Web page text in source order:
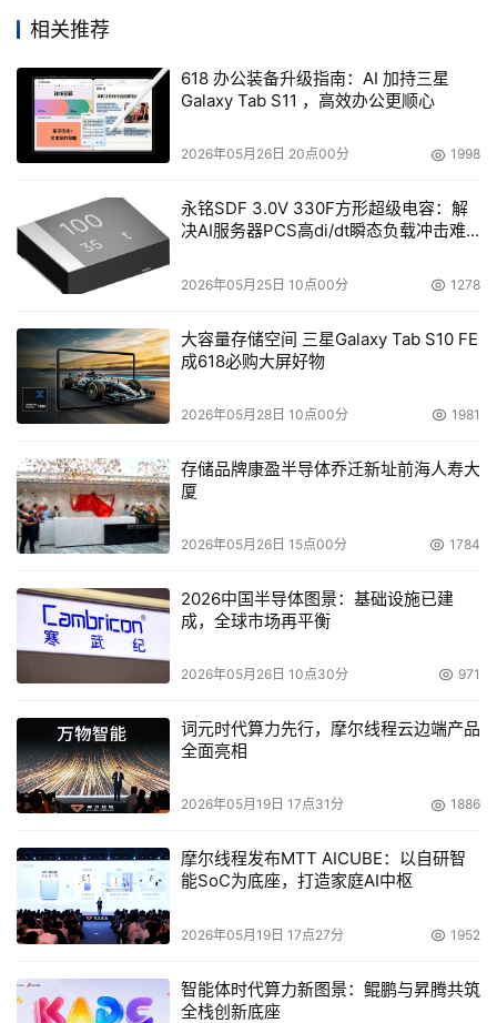
外，如同给摄像头戴上'隐形眼镜'，既实现全天候监护，又
机身采用入口级环保材料，安全无毒，宝宝啃咬也不怕。
可实现24小时守护睡眠安全，并深度分析宝宝睡眠时长及
规律，帮助家长科学调整育儿方式
家庭守护再升级 构建智慧育儿生态
设备采集的数据经加密传输至联通云端，家长可通过“联通
智家”APP实时查看动态，接收异常预警。测试数据显示，
采用端云协同的算法大模型，G7在微笑抓拍、睡姿识别等
在家庭育儿需求日益多元化的当下，山东联通与华为行业感
知通过技术创新推出G7宝宝看护器，将智能感知技术与育
儿场景深度融合，不仅重新定义了智慧育儿场景，也为万千
家庭带来更安心、更科学的育儿新体验。
本文来源于DOIT传媒，文章内容仅供参考，不构成投资建议。
相关推荐
618 办公装备升级指南：AI 加持三星
Galaxy Tab S11 ，高效办公更顺心
2026年05月26日 20点00分 1998
永铭SDF 3.0V 330F方形超级电容：解
决AI服务器PCS高di/dt瞬态负载冲击难
2026年05月25日 10点00分 1278
大容量存储空间 三星Galaxy Tab S10 FE
成618必购大屏好物
2026年05月28日 10点00分 1981
存储品牌康盈半导体乔迁新址前海人寿大
厦
2026年05月26日 15点00分 1784
2026中国半导体图景：基础设施已建
成，全球市场再平衡
2026年05月26日 10点30分 971
词元时代算力先行，摩尔线程云边端产品
全面亮相
2026年05月19日 17点31分 1886
摩尔线程发布MTT AICUBE：以自研智
能SoC为底座，打造家庭AI中枢
2026年05月19日 17点27分 1952
智能体时代算力新图景：鲲鹏与昇腾共筑
全栈创新底座